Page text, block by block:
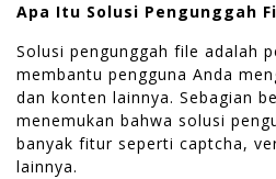
Apa Itu Solusi Pengunggah
Solusi pengunggah file adalah
membantu pengguna Anda
dan konten lainnya. Sebagian
menemukan bahwa solusi
banyak fitur seperti captcha,
lainnya.